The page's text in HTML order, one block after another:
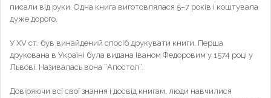
писали від руки. Одна книга виготовлялася 5–7 років і коштувала
дуже дорого.
У ХV ст. був винайдений спосіб друкувати книги. Перша
друкована в Україні була видана Іваном Федоровим у 1574 році у
Львові. Називалась вона “Апостол”.
Довіряючи всі свої знання і досвід книгам, люди навчилися